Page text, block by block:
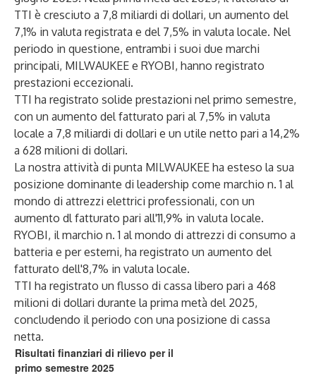
TTI è cresciuto a 7,8 miliardi di dollari, un aumento del
7,1% in valuta registrata e del 7,5% in valuta locale. Nel
periodo in questione, entrambi i suoi due marchi
principali, MILWAUKEE e RYOBI, hanno registrato
prestazioni eccezionali.
TTI ha registrato solide prestazioni nel primo semestre,
con un aumento del fatturato pari al 7,5% in valuta
locale a 7,8 miliardi di dollari e un utile netto pari a 14,2%
a 628 milioni di dollari.
La nostra attività di punta MILWAUKEE ha esteso la sua
posizione dominante di leadership come marchio n. 1 al
mondo di attrezzi elettrici professionali, con un
aumento dl fatturato pari all'11,9% in valuta locale.
RYOBI, il marchio n. 1 al mondo di attrezzi di consumo a
batteria e per esterni, ha registrato un aumento del
fatturato dell'8,7% in valuta locale.
TTI ha registrato un flusso di cassa libero pari a 468
milioni di dollari durante la prima metà del 2025,
concludendo il periodo con una posizione di cassa
netta.
Risultati finanziari di rilievo per il
primo semestre 2025